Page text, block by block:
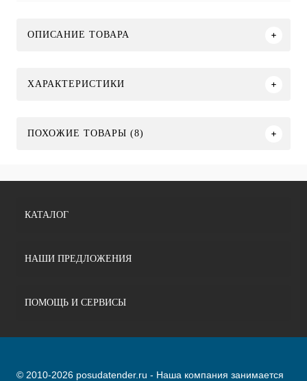
ОПИСАНИЕ ТОВАРА
ХАРАКТЕРИСТИКИ
ПОХОЖИЕ ТОВАРЫ (8)
КАТАЛОГ
НАШИ ПРЕДЛОЖЕНИЯ
ПОМОЩЬ И СЕРВИСЫ
© 2010-2026 posudatender.ru - Наша компания занимается